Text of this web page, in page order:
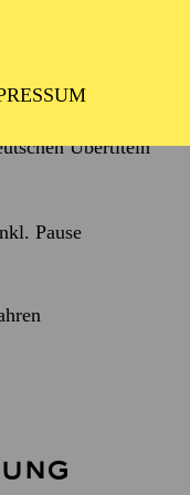
Übertiteln
Pause